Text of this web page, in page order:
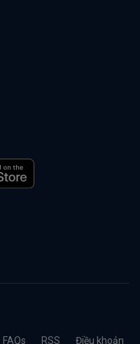
FAQs RSS Điều khoản